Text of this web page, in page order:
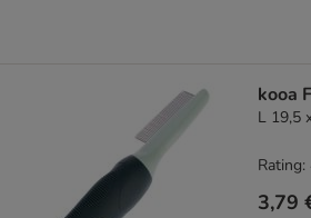
kooa
L 19,5
3,79
Rating: